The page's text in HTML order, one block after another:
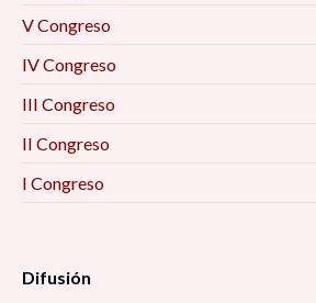
V Congreso
IV Congreso
III Congreso
II Congreso
I Congreso
Difusión